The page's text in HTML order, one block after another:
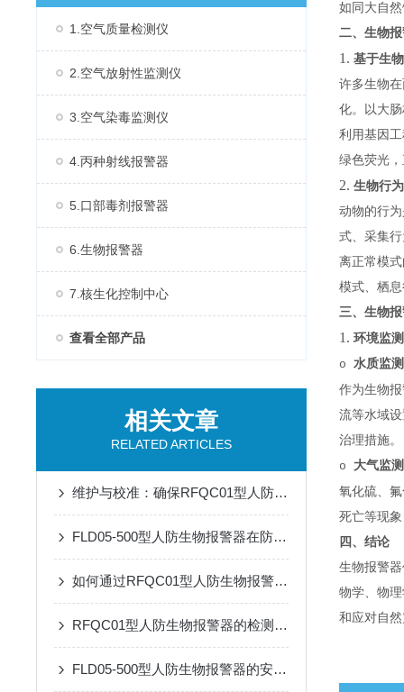
1.空气质量检测仪
2.空气放射性监测仪
3.空气染毒监测仪
4.丙种射线报警器
5.口部毒剂报警器
6.生物报警器
7.核生化控制中心
查看全部产品
相关文章
RELATED ARTICLES
维护与校准：确保RFQC01型人防生物报警器长期有效
FLD05-500型人防生物报警器在防护中的关键作用
如何通过RFQC01型人防生物报警器提高应急防护能力？
RFQC01型人防生物报警器的检测精度与环境适应性分析
FLD05-500型人防生物报警器的安装与维护指南
如同大自
二、生物
1. 基于生
许多生物
化。以大
利用基因
绿色荧光
2. 生物行
动物的行
式、采集
离正常模
模式、栖
三、生物
1. 环境监测
o 水质监测
作为生物
流等水域
治理措施。
o 大气监测
氧化硫、
死亡等现
四 、结论
生物报警
物学、物
和应对自